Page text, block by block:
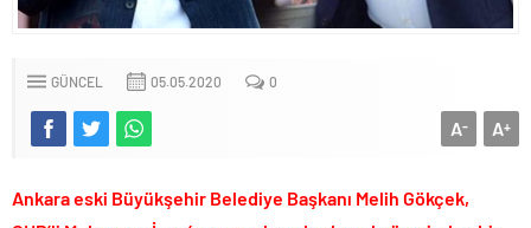
LGS tercih sonuçları açıklandı.. Tek tıkla öğren..
paşa emekliye sevk edildi!.
CHP’li Erdal Beşikçioğlu’nun uyuşturucu testi pozitif çıktı!.
GÜNCEL 05.05.2020 0
A+
A-
Ankara eski Büyükşehir Belediye Başkanı Melih Gökçek,